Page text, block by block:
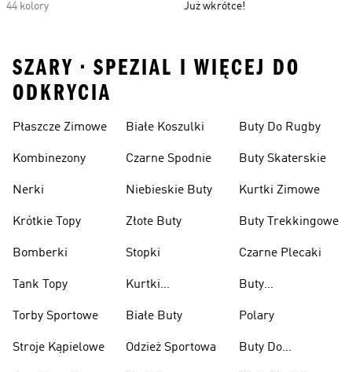
44 kolory
Już wkrótce!
SZARY • SPEZIAL I WIĘCEJ DO
ODKRYCIA
Płaszcze Zimowe
Kombinezony
Nerki
Krótkie Topy
Bomberki
Tank Topy
Torby Sportowe
Stroje Kąpielowe
Białe Koszulki
Czarne Spodnie
Niebieskie Buty
Złote Buty
Stopki
Kurtki
Białe Buty
Odzież Sportowa
Buty Do Rugby
Buty Skaterskie
Kurtki Zimowe
Buty Trekkingowe
Czarne Plecaki
Buty
Polary
Buty Do